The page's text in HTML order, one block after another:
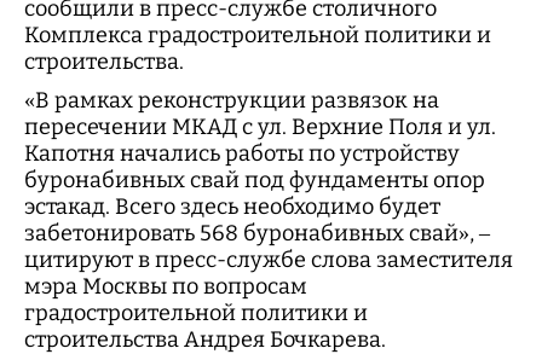
сообщили в пресс-службе столичного
Комплекса градостроительной политики и
строительства.
«В рамках реконструкции развязок на
пересечении МКАД с ул. Верхние Поля и ул.
Капотня начались работы по устройству
буронабивных свай под фундаменты опор
эстакад. Всего здесь необходимо будет
забетонировать 568 буронабивных свай», –
цитируют в пресс-службе слова заместителя
мэра Москвы по вопросам
градостроительной политики и
строительства Андрея Бочкарева.